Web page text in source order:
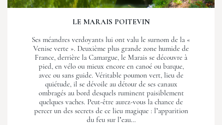
LE MARAIS POITEVIN
Ses méandres verdoyants lui ont valu le surnom de la «
Venise verte ». Deuxième plus grande zone humide de
France, derrière la Camargue, le Marais se découvre à
pied, en vélo ou mieux encore en canoé ou barque,
avec ou sans guide. Véritable poumon vert, lieu de
quiétude, il se dévoile au détour de ses canaux
ombragés au bord desquels ruminent paisiblement
quelques vaches. Peut-être aurez-vous la chance de
percer un des secrets de ce lieu magique : l’apparition
du feu sur l’eau…